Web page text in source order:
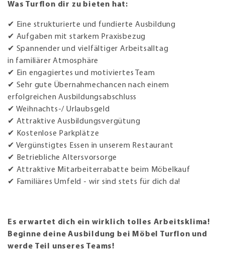
Was Turflon dir zu bieten hat:
✔ Eine strukturierte und fundierte Ausbildung
✔ Aufgaben mit starkem Praxisbezug
✔ Spannender und vielfältiger Arbeitsalltag
in familiärer Atmosphäre
✔ Ein engagiertes und motiviertes Team
✔ Sehr gute Übernahmechancen nach einem
erfolgreichen Ausbildungsabschluss
✔ Weihnachts-/ Urlaubsgeld
✔ Attraktive Ausbildungsvergütung
✔ Kostenlose Parkplätze
✔ Vergünstigtes Essen in unserem Restaurant
✔ Betriebliche Altersvorsorge
✔ Attraktive Mitarbeiterrabatte beim Möbelkauf
✔ Familiäres Umfeld - wir sind stets für dich da!
Es erwartet dich ein wirklich tolles Arbeitsklima!
Beginne deine Ausbildung bei Möbel Turflon und
werde Teil unseres Teams!